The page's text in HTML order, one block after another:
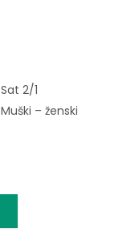
Sat 2/1
Muški – ženski